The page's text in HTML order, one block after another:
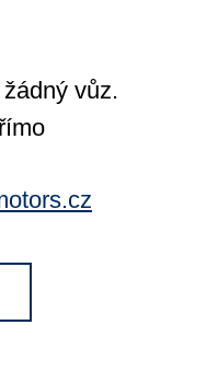
vůz.